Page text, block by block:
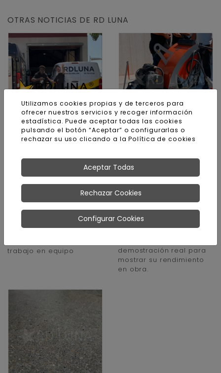
OTRAS NOTICIAS DE RD LUNA
19.08.2025
RD Luna,
patrocinador oficial
del equipo
femenino de
Tecnohoopers
Impulsamos el deporte
trabajo en equipo
11.08.2025
Multicortadora
Husqvarna BMC 335:
demostración y
aplicaciones en
pavimentos
Equipo diseñado para
trabajos de corte, rebaje
demostración real para
mostrar su rendimiento
en obra.
Utilizamos cookies propias y de terceros para
ofrecer nuestros servicios y recoger información
estadística. Puede aceptar todas las cookies
pulsando el botón “Aceptar” o configurarlas o
rechazar su uso clicando a laPolítica de cookies
Aceptar Todas
Rechazar Cookies
Configurar Cookies